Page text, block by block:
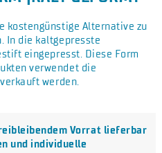
kostengünstige Alternative zu
In die kaltgepresste
eingepresst. Diese Form
verwendet die
werden.
Vorrat lieferbar
und individuelle